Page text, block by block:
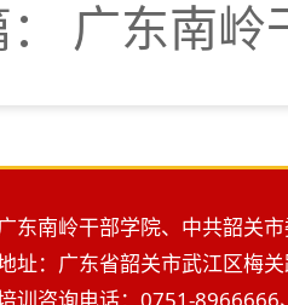
广东南岭
东南岭干部学院、中共韶关
址：广东省韶关市武江区梅
训咨询电话：0751-